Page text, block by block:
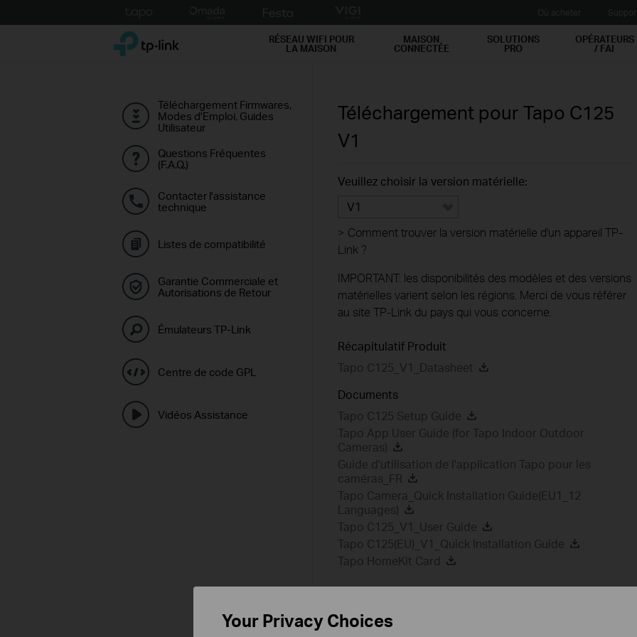
to
TP-Link, Reliably Smart RÉSEAU WIFI POUR
LA MAISON
MAISON
CONNECTÉE
SOLUTIONS
PRO
OPÉRATEURS
/ FAI
Téléchargement Firmwares,
Modes d'Emploi, Guides
Utilisateur
Questions Fréquentes
(F.A.Q.)
Contacter l'assistance
technique
Listes de compatibilité
Garantie Commerciale et
Autorisations de Retour
Émulateurs TP-Link
Centre de code GPL
Vidéos Assistance
Téléchargement pour Tapo C125
V1
Veuillez choisir la version matérielle:
V1
> Comment trouver la version matérielle d'un appareil TP-
Link ?
IMPORTANT: les disponibilités des modèles et des versions
matérielles varient selon les régions. Merci de vous référer
au site TP-Link du pays qui vous concerne.
Récapitulatif Produit
Tapo C125_V1_Datasheet
Documents
Tapo C125 Setup Guide
Tapo App User Guide (for Tapo Indoor Outdoor
Cameras)
Guide d'utilisation de l'application Tapo pour les
caméras_FR
Tapo Camera_Quick Installation Guide(EU1_12
Languages)
Tapo C125_V1_User Guide
Tapo C125(EU)_V1_Quick Installation Guide
Tapo HomeKit Card
Your Privacy Choices